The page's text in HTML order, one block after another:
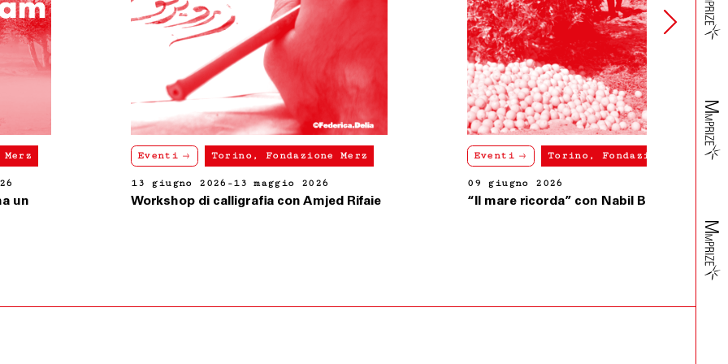
Torino, Fondazione Merz
13 giugno 2026-13 maggio 2026
Workshop di calligrafia con Amjed Rifaie
Torino, Fondazione Merz
09 giugno 2026
“Il mare ricorda” con Nabil Bey Salameh